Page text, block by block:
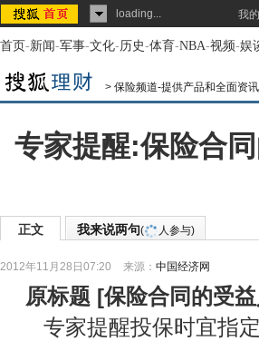
loading... 我
首页-新闻-军事-文化-历史-体育-NBA-视频-娱
> 保险频道-提供产品和全面资
专家提醒:保险合
正文 我来说两句( 人参与)
2012年11月28日07:20 来源： 中国经济网
原标题 [保险合同的受
专家提醒投保时宜指定